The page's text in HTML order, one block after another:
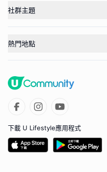
社群主題
熱門地點
下載 U Lifestyle應用程式